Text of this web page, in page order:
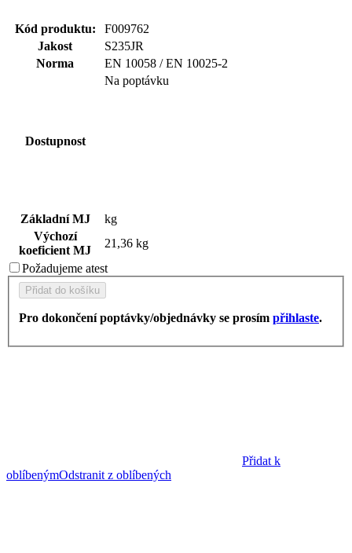
Kód produktu:
F009762
Jakost
S235JR
Norma
EN 10058 / EN 10025-2
Dostupnost
Na poptávku
Základní MJ
kg
Výchozí
koeficient MJ
21,36 kg
Požadujeme atest
Přidat do košíku
Pro dokončení poptávky/objednávky se prosím přihlaste.
Přidat k
oblíbenýmOdstranit z oblíbených